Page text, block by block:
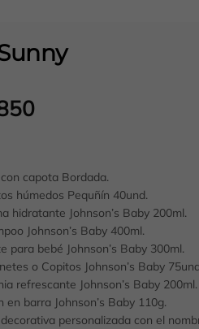
capota Bordada.
húmedos Pequñín 40und.
hidratante Johnson’s Baby 200ml.
Johnson’s Baby 400ml.
para bebé Johnson’s Baby 300ml.
o Copitos Johnson’s Baby
refrescante Johnson’s Baby 200ml.
en barra Johnson’s Baby 110g.
personalizada con el